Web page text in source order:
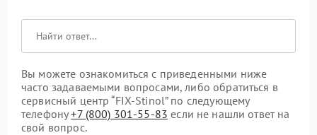
Вы можете ознакомиться с приведенными ниже
часто задаваемыми вопросами, либо обратиться в
сервисный центр “FIX-Stinol” по следующему
телефону+7 (800) 301-55-83 если не нашли ответ на
свой вопрос.